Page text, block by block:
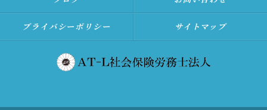
プライバシーポリシー サイトマップ